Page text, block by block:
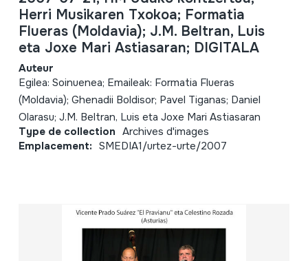
Herri Musikaren Txokoa; Formatia
Flueras (Moldavia); J.M. Beltran, Luis
eta Joxe Mari Astiasaran; DIGITALA
Auteur
Egilea: Soinuenea; Emaileak: Formatia Flueras
(Moldavia); Ghenadii Boldisor; Pavel Tiganas; Daniel
Olarasu; J.M. Beltran, Luis eta Joxe Mari Astiasaran
Type de collection Archives d'images
Emplacement: SMEDIA1/urtez-urte/2007